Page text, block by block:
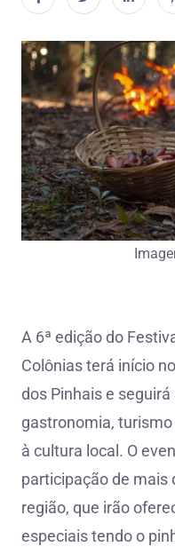
A 6ª edição do
Colônias terá início
dos Pinhais e
gastronomia,
à cultura local. O
participação de mais
região, que irão
especiais tendo o